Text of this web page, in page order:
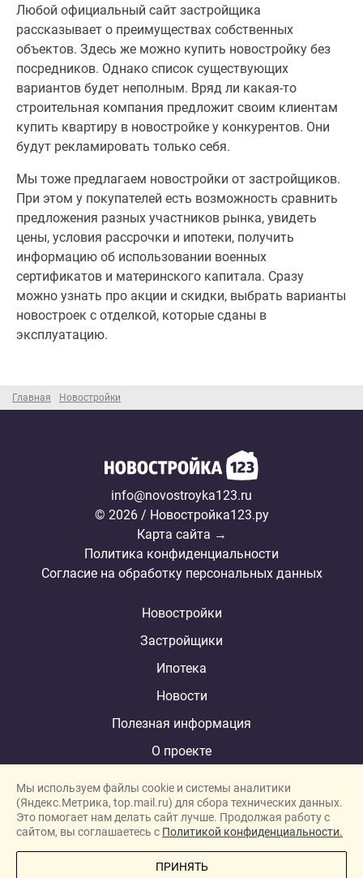
Главная Новостройки
Любой официальный сайт застройщика
рассказывает о преимуществах собственных
объектов. Здесь же можно купить новостройку без
посредников. Однако список существующих
вариантов будет неполным. Вряд ли какая-то
строительная компания предложит своим клиентам
купить квартиру в новостройке у конкурентов. Они
будут рекламировать только себя.
Мы тоже предлагаем новостройки от застройщиков.
При этом у покупателей есть возможность сравнить
предложения разных участников рынка, увидеть
цены, условия рассрочки и ипотеки, получить
информацию об использовании военных
сертификатов и материнского капитала. Сразу
можно узнать про акции и скидки, выбрать варианты
новостроек с отделкой, которые сданы в
эксплуатацию.
info@novostroyka123.ru
© 2026 / Новостройка123.ру
Карта сайта →
Политика конфиденциальности
Согласие на обработку персональных данных
Новостройки
Застройщики
Ипотека
Новости
Полезная информация
О проекте
New homes in Dubai
New homes in London
Мы используем файлы cookie и системы аналитики
(Яндекс.Метрика, top.mail.ru) для сбора технических данных.
Это помогает нам делать сайт лучше. Продолжая работу с
сайтом, вы соглашаетесь с Политикой конфиденциальности.
ПРИНЯТЬ